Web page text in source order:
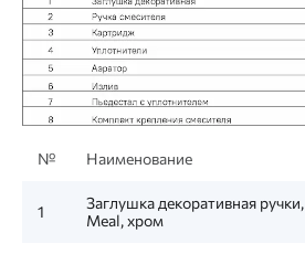
№ Наименование
1
Заглушка декоративная ручки,
Meal, хром